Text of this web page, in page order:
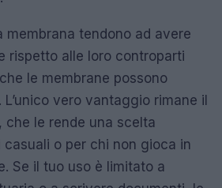
membrana tendono ad avere
rispetto alle loro controparti
le membrane possono
vero vantaggio rimane il
che le rende una scelta
o per chi non gioca in
Se il tuo uso è limitato a